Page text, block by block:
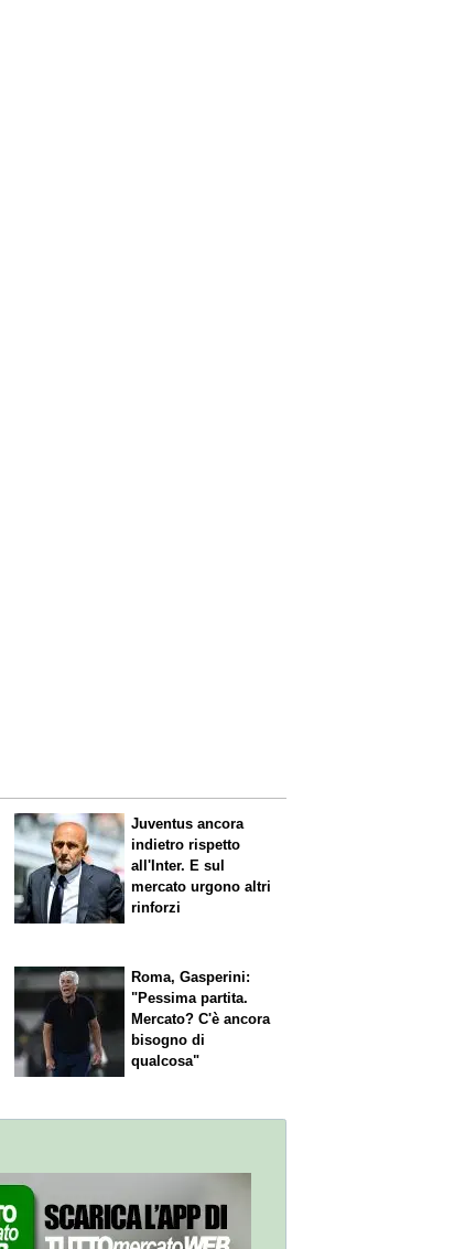
Juventus ancora
indietro rispetto
all'Inter. E sul
mercato urgono altri
rinforzi
Roma, Gasperini:
"Pessima partita.
Mercato? C'è ancora
bisogno di
qualcosa"